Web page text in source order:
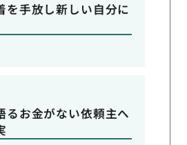
を手放し新しい自分に
るお金がない依頼主へ